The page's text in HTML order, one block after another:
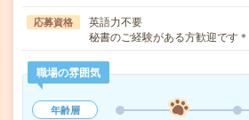
応募資格
英語力不要
秘書のご経験がある方歓迎です
職場の雰囲気
年齢層